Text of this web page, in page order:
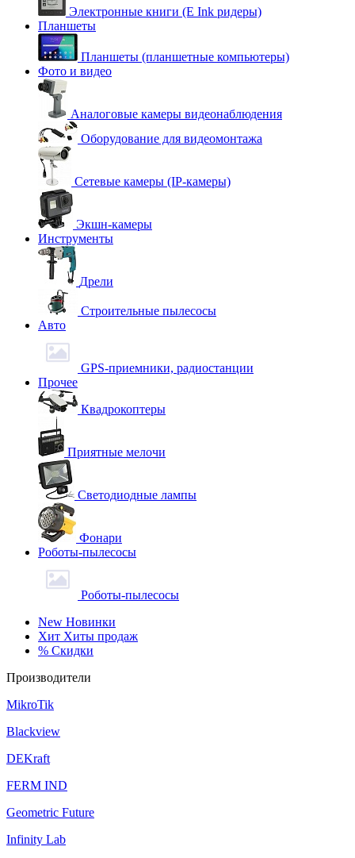
Электронные книги (E Ink ридеры)
Планшеты
Планшеты (планшетные компьютеры)
Фото и видео
Аналоговые камеры видеонаблюдения
Оборудование для видеомонтажа
Сетевые камеры (IP-камеры)
Экшн-камеры
Инструменты
Дрели
Строительные пылесосы
Авто
GPS-приемники, радиостанции
Прочее
Квадрокоптеры
Приятные мелочи
Светодиодные лампы
Фонари
Роботы-пылесосы
Роботы-пылесосы
New Новинки
Хит Хиты продаж
% Скидки
Производители
MikroTik
Blackview
DEKraft
FERM IND
Geometric Future
Infinity Lab